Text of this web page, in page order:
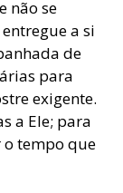
não se
a si
de
para
exigente.
a Ele; para
tempo que